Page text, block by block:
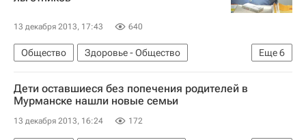
13 декабря 2013, 17:43 640
Еще6
Общество
Здоровье - Общество
Жизнь без преград
Европа
Весь мир
Госдума РФ
Здоровье Россия
Дети оставшиеся без попечения родителей в
Мурманске нашли новые семьи
13 декабря 2013, 16:24 172